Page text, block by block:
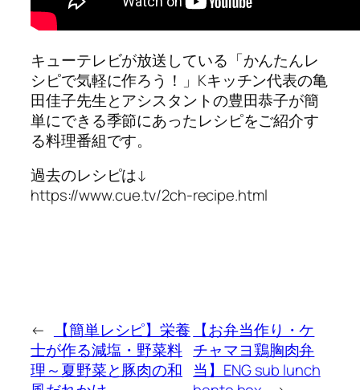
キューテレビが放送している「かんたんレ
シピで気軽に作ろう！」Kキッチン代表の亀
田佳子先生とアシスタントの豊田恭子が簡
単にできる季節にあったレシピをご紹介す
る料理番組です。
過去のレシピは↓
https://www.cue.tv/2ch-recipe.html
←
【簡単レシピ】栄養
士が作る減塩・野菜料
理～夏野菜と豚肉の和
【お弁当作り・ケ
チャマヨ鶏胸肉弁
当】ENG sub lunch